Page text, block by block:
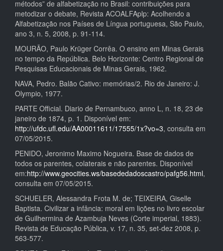
métodos” de alfabetização no Brasil: contribuições para
metodizar o debate, Revista ACOALFAplp: Acolhendo a
Alfabetização nos Países de Língua portuguesa, São Paulo,
ano 3, n. 5, 2008, p. 91-114.
MOURÃO, Paulo Krüger Corrêa. O ensino em Minas Gerais
no tempo da República. Belo Horizonte: Centro Regional de
Pesquisas Educacionais de Minas Gerais, 1962.
NAVA, Pedro. Balão Cativo: memórias/2. Rio de Janeiro: J.
Olympio, 1977.
PARTE Official. Diario de Pernambuco, anno L, n. 18, 23 de
janeiro de 1874, p. 1. Disponível em:
http://ufdc.ufl.edu/AA00011611/17555/1x?vo=3, consulta em
07/05/2015.
PENIDO, Jeronimo Maximo Nogueira. Base de dados de
todos os parentes, colaterais e não parentes. Disponível
em:http://www.geocities.ws/basededadoscastro/pafg56.html,
consulta em 07/05/2015.
SCHUELER, Alessandra Frota M. de; TEIXEIRA, Giselle
Baptista. Civilizar a infância: moral em lições no livro escolar
de Guilhermina de Azambuja Neves (Corte imperial, 1883).
Revista de Educação Pública, v. 17, n. 35, set-dez 2008, p.
563-577.